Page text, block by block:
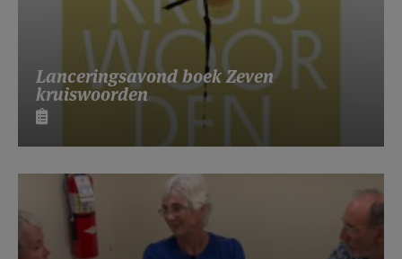
Lanceringsavond boek Zeven
kruiswoorden